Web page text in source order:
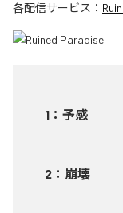
各配信サービス：
1 ： 予感
2 ： 崩壊